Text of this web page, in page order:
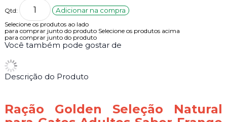
Qtd:
Adicionar na compra
Selecione os produtos ao lado
para comprar junto do produto Selecione os produtos acima
para comprar junto do produto
Você também pode gostar de
Descrição do Produto
Ração Golden Seleção Natural